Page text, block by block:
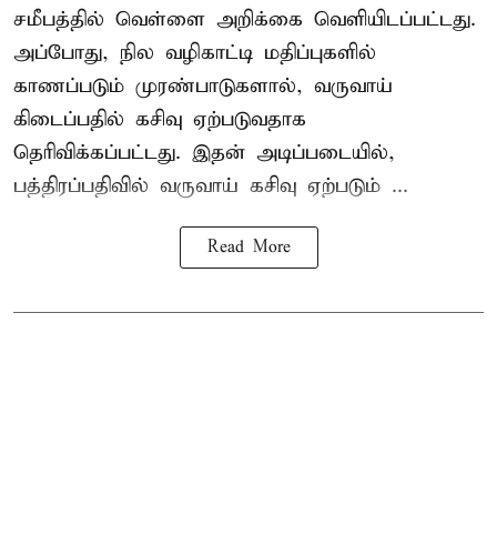
சமீபத்தில் வெள்ளை அறிக்கை வெளியிடப்பட்டது.
அப்போது, நில வழிகாட்டி மதிப்புகளில்
காணப்படும் முரண்பாடுகளால், வருவாய்
கிடைப்பதில் கசிவு ஏற்படுவதாக
தெரிவிக்கப்பட்டது. இதன் அடிப்படையில்,
பத்திரப்பதிவில் வருவாய் கசிவு ஏற்படும் ...
Read More